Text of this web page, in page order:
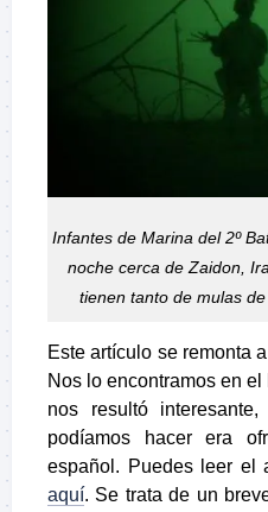
Infantes de Marina del 2º
noche cerca de Zaidon,
tienen tanto de mulas
Este artículo se remonta
Nos lo encontramos en el
nos resultó
podíamos hacer era
español. Puedes leer el
aquí. Se trata de un